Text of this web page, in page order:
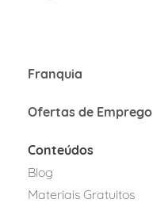
Franquia
Ofertas de Emprego
Conteúdos
Blog
Materiais Gratuitos